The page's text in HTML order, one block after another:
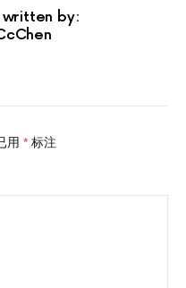
written by:
用 * 标注